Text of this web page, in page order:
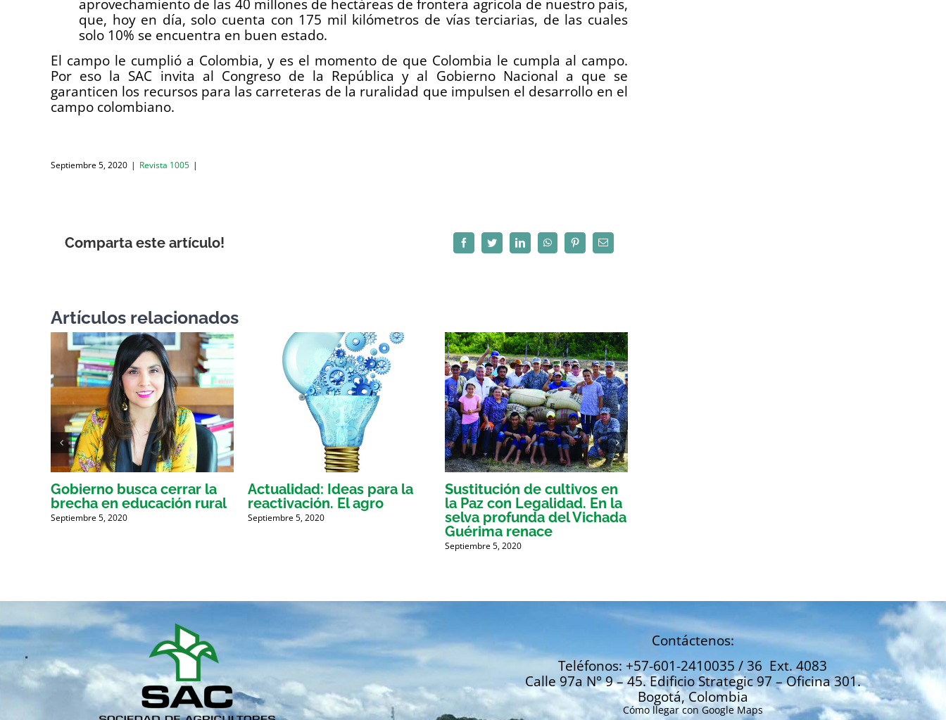
aprovechamiento de las 40 millones de hectáreas de frontera agrícola de nuestro país,
que, hoy en día, solo cuenta con 175 mil kilómetros de vías terciarias, de las cuales
solo 10% se encuentra en buen estado.
El campo le cumplió a Colombia, y es el momento de que Colombia le cumpla al campo.
Por eso la SAC invita al Congreso de la República y al Gobierno Nacional a que se
garanticen los recursos para las carreteras de la ruralidad que impulsen el desarrollo en el
campo colombiano.
Septiembre 5, 2020 | Revista 1005 |
Comparta este artículo! FacebookTwitterLinkedInWhatsAppPinterestCorreo
electrónico
Artículos relacionados
Gobierno busca cerrar la
brecha en educación rural
Septiembre 5, 2020
Actualidad: Ideas para la
reactivación. El agro
Septiembre 5, 2020
Sustitución de cultivos en
la Paz con Legalidad. En la
selva profunda del Vichada
Guérima renace
Septiembre 5, 2020
Contáctenos:
Teléfonos: +57-601-2410035 / 36 Ext. 4083
Calle 97a N° 9 – 45. Edificio Strategic 97 – Oficina 301.
Bogotá, Colombia
Cómo llegar con Google Maps